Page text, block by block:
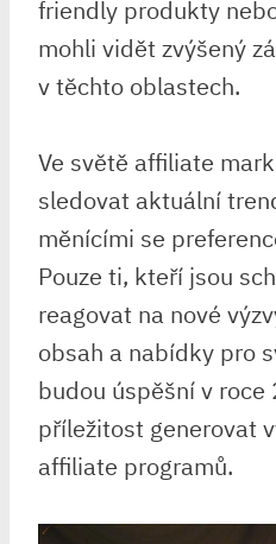
friendly produkty
mohli vidět zvýšený
v těchto oblastech.
Ve světě affiliate
sledovat aktuální
měnícími se
Pouze ti, kteří jsou
reagovat na nové
obsah a nabídky pro
budou úspěšní v
příležitost generovat
affiliate programů.